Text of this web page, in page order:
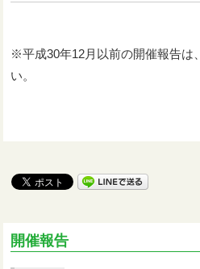
※平成30年12月以前の開催報告は、
い。
開催報告